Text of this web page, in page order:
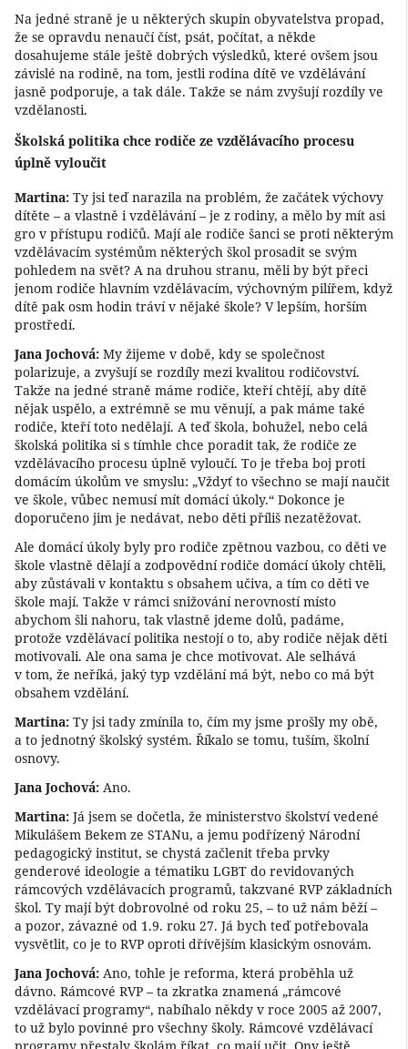
Na jedné straně je u některých skupin obyvatelstva propad,
že se opravdu nenaučí číst, psát, počítat, a někde
dosahujeme stále ještě dobrých výsledků, které ovšem jsou
závislé na rodině, na tom, jestli rodina dítě ve vzdělávání
jasně podporuje, a tak dále. Takže se nám zvyšují rozdíly ve
vzdělanosti.
Školská politika chce rodiče ze vzdělávacího procesu
úplně vyloučit
Martina: Ty jsi teď narazila na problém, že začátek výchovy
dítěte – a vlastně i vzdělávání – je z rodiny, a mělo by mít asi
gro v přístupu rodičů. Mají ale rodiče šanci se proti některým
vzdělávacím systémům některých škol prosadit se svým
pohledem na svět? A na druhou stranu, měli by být přeci
jenom rodiče hlavním vzdělávacím, výchovným pilířem, když
dítě pak osm hodin tráví v nějaké škole? V lepším, horším
prostředí.
Jana Jochová: My žijeme v době, kdy se společnost
polarizuje, a zvyšují se rozdíly mezi kvalitou rodičovství.
Takže na jedné straně máme rodiče, kteří chtějí, aby dítě
nějak uspělo, a extrémně se mu věnují, a pak máme také
rodiče, kteří toto nedělají. A teď škola, bohužel, nebo celá
školská politika si s tímhle chce poradit tak, že rodiče ze
vzdělávacího procesu úplně vyloučí. To je třeba boj proti
domácím úkolům ve smyslu: „Vždyť to všechno se mají naučit
ve škole, vůbec nemusí mít domácí úkoly.“ Dokonce je
doporučeno jim je nedávat, nebo děti příliš nezatěžovat.
Ale domácí úkoly byly pro rodiče zpětnou vazbou, co děti ve
škole vlastně dělají a zodpovědní rodiče domácí úkoly chtěli,
aby zůstávali v kontaktu s obsahem učiva, a tím co děti ve
škole mají. Takže v rámci snižování nerovností místo
abychom šli nahoru, tak vlastně jdeme dolů, padáme,
protože vzdělávací politika nestojí o to, aby rodiče nějak děti
motivovali. Ale ona sama je chce motivovat. Ale selhává
v tom, že neříká, jaký typ vzdělání má být, nebo co má být
obsahem vzdělání.
Martina: Ty jsi tady zmínila to, čím my jsme prošly my obě,
a to jednotný školský systém. Říkalo se tomu, tuším, školní
osnovy.
Jana Jochová: Ano.
Martina: Já jsem se dočetla, že ministerstvo školství vedené
Mikulášem Bekem ze STANu, a jemu podřízený Národní
pedagogický institut, se chystá začlenit třeba prvky
genderové ideologie a tématiku LGBT do revidovaných
rámcových vzdělávacích programů, takzvané RVP základních
škol. Ty mají být dobrovolné od roku 25, – to už nám běží –
a pozor, závazné od 1.9. roku 27. Já bych teď potřebovala
vysvětlit, co je to RVP oproti dřívějším klasickým osnovám.
Jana Jochová: Ano, tohle je reforma, která proběhla už
dávno. Rámcové RVP – ta zkratka znamená „rámcové
vzdělávací programy“, nabíhalo někdy v roce 2005 až 2007,
to už bylo povinné pro všechny školy. Rámcové vzdělávací